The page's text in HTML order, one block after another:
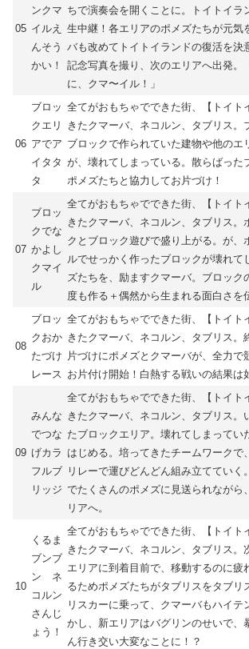
05
ンクマ
イルえ
んそう
かい！
ちで演奏会を開くことに。トイトイラ
生中継！各エリアのポメズたちが元気
バも改めてトイトイランドの復活を決
記念写真を撮り、次のエリアへ出発。
に、クマ〜イル！」
06
ブロッ
クエリ
アでア
イタタ
タ
全てがおもちゃでできた街、【トイト
きたクマーバ、ネコルン、タブリス。
ブロックで作られていた建物や他のエ
が、壊れてしまっている。散らばった
ポメズたちと協力してお片づけ！
07
ブロッ
クでな
かよし
クマイ
ル
全てがおもちゃでできた街、【トイト
きたクマーバ、ネコルン、タブリス。
クとブロック遊びで盛り上がる。が、
ルでせっかく作ったブロックが壊れて
ズたちを、励ますクマーバ。ブロック
度も作る＋偶然から生まれる面白さを
08
ブロッ
クおか
たづけ
レース
全てがおもちゃでできた街、【トイト
きたクマーバ、ネコルン、タブリス。
片づけにポメズとクマーバが、全力で
お片付け開始！白熱する戦いの結果は
09
みんな
でつな
げカラ
フルブ
リッジ
全てがおもちゃでできた街、【トイト
きたクマーバ、ネコルン、タブリス。
たブロックエリア。壊れてしまってい
はじめる。培ってきたチームワークで
リレーで運びどんどん組み立てていく
でたくさんのポメズに見送られながら
リアへ。
10
くるま
ブンブ
ン ネ
コルン
さんじ
ょう！
全てがおもちゃでできた街、【トイト
きたクマーバ、ネコルン、タブリス。
エリアに到着目前で、移動するのに疲
るためポメズたちがタブリスをタブリ
リスカーに乗って、クマーバもハイテ
かし、新エリアはバグリンのせいで、
ん行き交い大変なことに！？